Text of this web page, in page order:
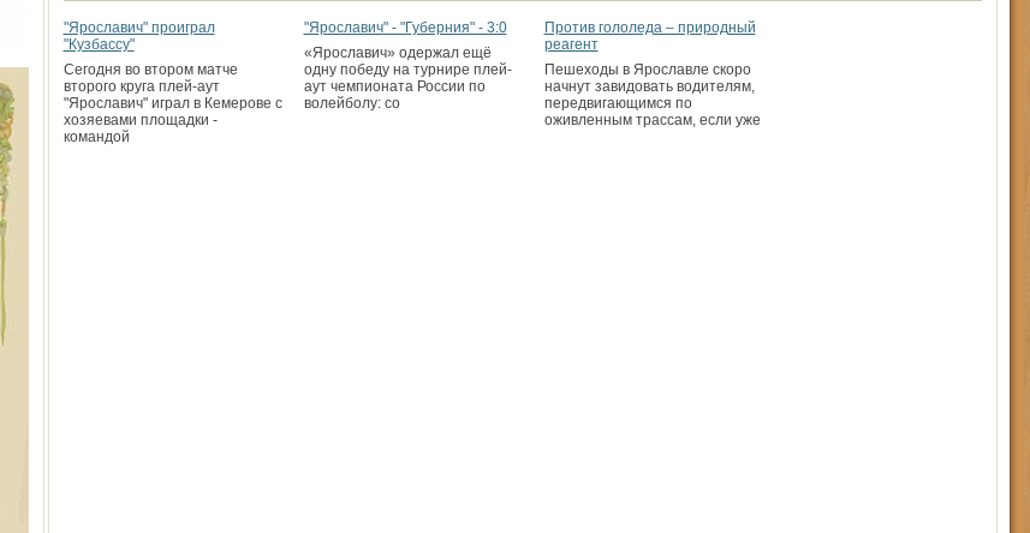
"Ярославич" проиграл
"Кузбассу"
Сегодня во втором матче
второго круга плей-аут
"Ярославич" играл в Кемерове с
хозяевами площадки -
командой
"Ярославич" - "Губерния" - 3:0
«Ярославич» одержал ещё
одну победу на турнире плей-
аут чемпионата России по
волейболу: со
Против гололеда – природный
реагент
Пешеходы в Ярославле скоро
начнут завидовать водителям,
передвигающимся по
оживленным трассам, если уже